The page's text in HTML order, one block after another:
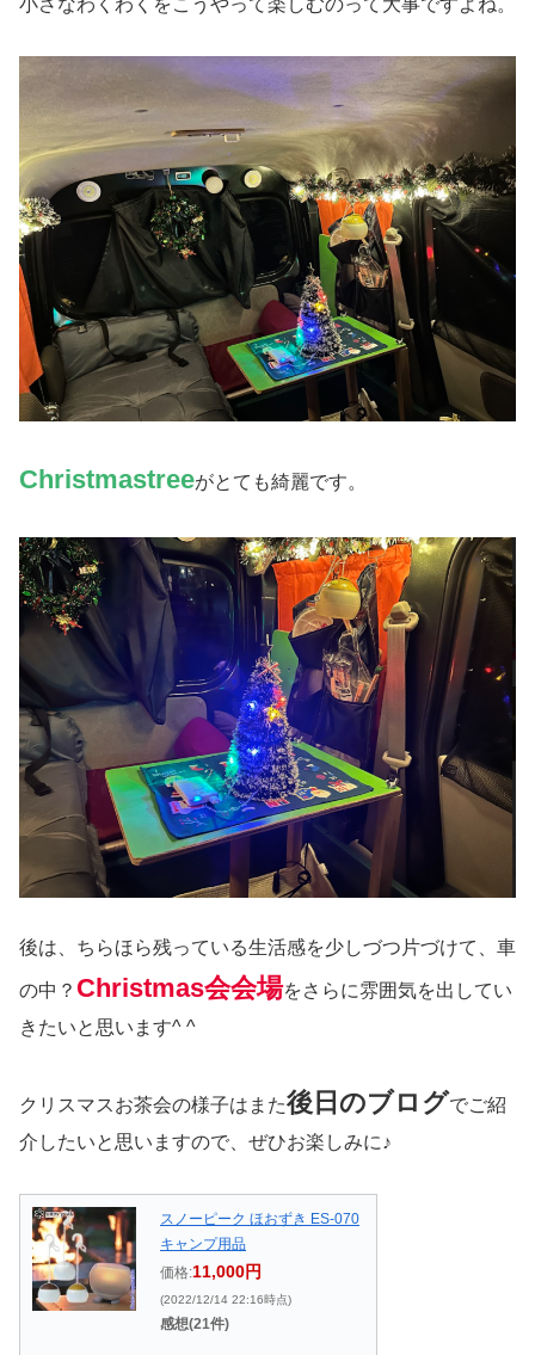
Christmastreeがとても綺麗です。
後は、ちらほら残っている生活感を少しづつ片づけて、車
の中？ Christmas会会場をさらに雰囲気を出してい
きたいと思います^ ^
クリスマスお茶会の様子はまた後日のブログでご紹
介したいと思いますので、ぜひお楽しみに♪
スノーピーク ほおずき ES-070
キャンプ用品
価格:11,000円
(2022/12/14 22:16時点)
感想(21件)